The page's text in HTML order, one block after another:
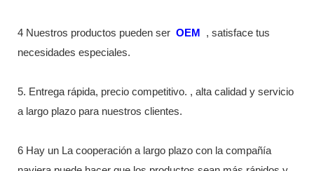
4 Nuestros productos pueden ser OEM
, satisface tus
necesidades especiales.
5. Entrega rápida, precio competitivo. , alta calidad y servicio
a largo plazo para nuestros clientes.
6 Hay un La cooperación a largo plazo con la compañía